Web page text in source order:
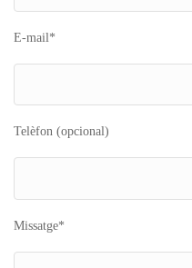
E-mail*
Telèfon (opcional)
Missatge*